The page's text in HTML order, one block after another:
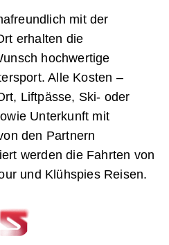
mit der
erhalten die
hochwertige
Alle Kosten –
Liftpässe, Ski- oder
Unterkunft mit
den Partnern
werden die Fahrten von
und Klühspies Reisen.